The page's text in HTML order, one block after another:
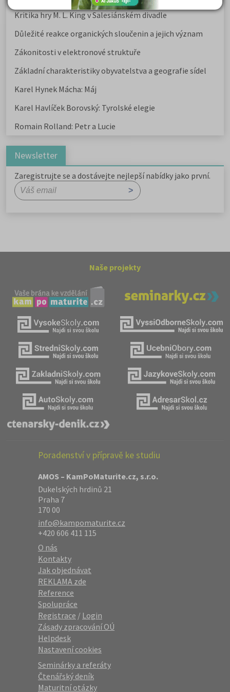
Kritika hry M. L. King v Salesiánském divadle
Důležité reakce organických sloučenin a jejich význam
Zákonitosti v elektronové struktuře
Základní charakteristiky obyvatelstva a geografie sídel
Karel Hynek Mácha: Máj
Karel Havlíček Borovský: Tyrolské elegie
Romain Rolland: Petr a Lucie
Newsletter
Zaregistrujte se a dostávejte nejlepší nabídky jako první.
Naše projekty
Poradenství v přípravě ke studiu
AMOS – KamPoMaturite.cz, s.r.o.
Dukelských hrdinů 21
Praha 7
170 00
info@kampomaturite.cz
+420 606 411 115
O nás
Kontakty
Jak objednávat
REKLAMA zde
Reference
Spolupráce
Registrace / Login
Zásady zpracování OÚ
Helpdesk
Nastavení cookies
Seminárky a referáty
Čtenářský deník
Maturitní otázky